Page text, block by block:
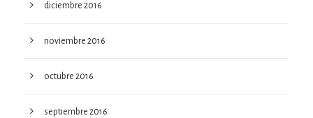
diciembre 2016
noviembre 2016
octubre 2016
septiembre 2016